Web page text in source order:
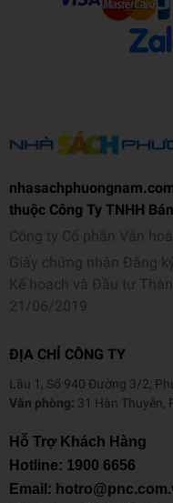
- Mô hình LEGO®
siêu xe hypercar tối
- Tái hiện chính xác
xe đặc trưng của Bugatti
- Sau khi chơi, có thể
sách hoặc tủ trưng bày
đam mê mô hình xe
thuộc dòng LEGO®
rộng bộ sưu tập. Các set
- Bao gồm 291 chi tiết,
inch) sau khi hoàn thiện.
thuộc Công Ty TNHH
Công ty Cổ phần Văn
Giấy chứng nhận Đăng
Kế hoạch và Đầu tư
21/06/2019
ĐỊA CHỈ CÔNG TY
Lầu 1, Số 940 Đường 3/2,
Văn phòng: 31 Hàn Thuyên,
Hỗ Trợ Khách Hàng
Hotline: 1900 6656
Email: